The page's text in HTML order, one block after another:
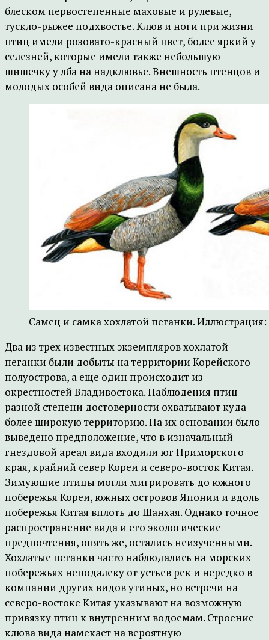
блеском первостепенные маховые и рулевые,
тускло-рыжее подхвостье. Клюв и ноги при жизни
птиц имели розовато-красный цвет, более яркий у
селезней, которые имели также небольшую
шишечку у лба на надклювье. Внешность птенцов и
молодых особей вида описана не была.
Самец и самка хохлатой пеганки.
Два из трех известных экземпляров хохлатой
пеганки были добыты на территории Корейского
полуострова, а еще один происходит из
окрестностей Владивостока. Наблюдения птиц
разной степени достоверности охватывают куда
более широкую территорию. На их основании было
выведено предположение, что в изначальный
гнездовой ареал вида входили юг Приморского
края, крайний север Кореи и северо-восток Китая.
Зимующие птицы могли мигрировать до южного
побережья Кореи, южных островов Японии и вдоль
побережья Китая вплоть до Шанхая. Однако точное
распространение вида и его экологические
предпочтения, опять же, остались неизученными.
Хохлатые пеганки часто наблюдались на морских
побережьях неподалеку от устьев рек и нередко в
компании других видов утиных, но встречи на
северо-востоке Китая указывают на возможную
привязку птиц к внутренним водоемам. Строение
клюва вида намекает на вероятную